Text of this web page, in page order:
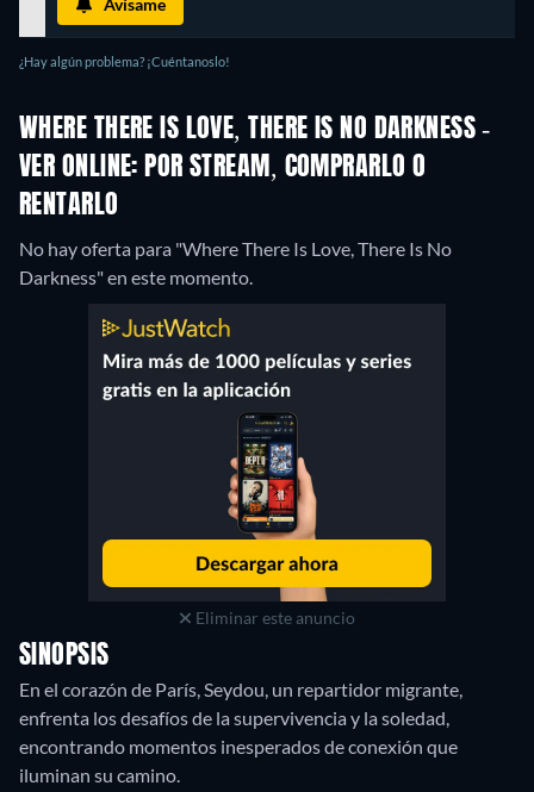
¿Hay algún problema? ¡Cuéntanoslo!
WHERE THERE IS LOVE, THERE IS NO DARKNESS -
VER ONLINE: POR STREAM, COMPRARLO O
RENTARLO
No hay oferta para "Where There Is Love, There Is No
Darkness" en este momento.
Eliminar este anuncio
SINOPSIS
En el corazón de París, Seydou, un repartidor migrante,
enfrenta los desafíos de la supervivencia y la soledad,
encontrando momentos inesperados de conexión que
iluminan su camino.